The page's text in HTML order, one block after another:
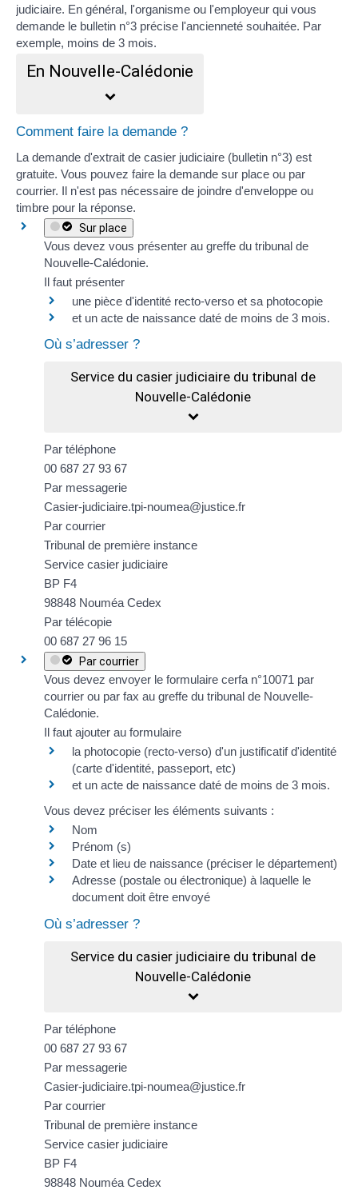
judiciaire. En général, l'organisme ou l'employeur qui vous
demande le bulletin n°3 précise l'ancienneté souhaitée. Par
exemple, moins de 3 mois.
En Nouvelle-Calédonie
Comment faire la demande ?
La demande d'extrait de casier judiciaire (bulletin n°3) est
gratuite. Vous pouvez faire la demande sur place ou par
courrier. Il n'est pas nécessaire de joindre d'enveloppe ou
timbre pour la réponse.
Sur place
Vous devez vous présenter au greffe du tribunal de
Nouvelle-Calédonie.
Il faut présenter
une pièce d'identité recto-verso et sa photocopie
et un acte de naissance daté de moins de 3 mois.
Où s’adresser ?
Service du casier judiciaire du tribunal de
Nouvelle-Calédonie
Par téléphone
00 687 27 93 67
Par messagerie
Casier-judiciaire.tpi-noumea@justice.fr
Par courrier
Tribunal de première instance
Service casier judiciaire
BP F4
98848 Nouméa Cedex
Par télécopie
00 687 27 96 15
Par courrier
Vous devez envoyer le formulaire cerfa n°10071 par
courrier ou par fax au greffe du tribunal de Nouvelle-
Calédonie.
Il faut ajouter au formulaire
la photocopie (recto-verso) d'un justificatif d'identité
(carte d'identité, passeport, etc)
et un acte de naissance daté de moins de 3 mois.
Vous devez préciser les éléments suivants :
Nom
Prénom (s)
Date et lieu de naissance (préciser le département)
Adresse (postale ou électronique) à laquelle le
document doit être envoyé
Où s’adresser ?
Service du casier judiciaire du tribunal de
Nouvelle-Calédonie
Par téléphone
00 687 27 93 67
Par messagerie
Casier-judiciaire.tpi-noumea@justice.fr
Par courrier
Tribunal de première instance
Service casier judiciaire
BP F4
98848 Nouméa Cedex